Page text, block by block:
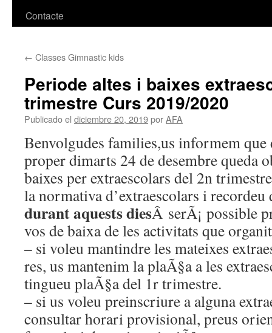
Contacte
← Classes Gimnastic kids
Periode altes i baixes
trimestre Curs 2019/2020
Publicado el diciembre 20, 2019porAFA
Benvolgudes families,us informem que
proper dimarts 24 de desembre queda
baixes per extraescolars del 2n
la normativa d’extraescolars i recordeu
durant aquests diesÂ serÃ¡ possible
vos de baixa de les activitats que
– si voleu mantindre les mateixes
res, us mantenim la plaÃ§a a les
tingueu plaÃ§a del 1r trimestre.
– si us voleu preinscriure a alguna
consultar horari provisional, preus